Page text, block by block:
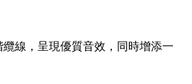
線，呈現優質音效，同時增添一